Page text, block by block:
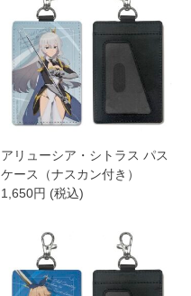
アリューシア・シトラス パス
ケース（ナスカン付き）
1,650円 (税込)